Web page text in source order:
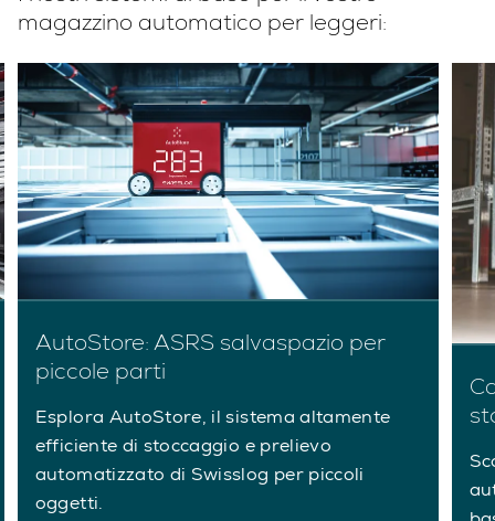
magazzino automatico per leggeri:
AutoStore: ASRS salvaspazio per
piccole parti
Esplora AutoStore, il sistema altamente
efficiente di stoccaggio e prelievo
automatizzato di Swisslog per piccoli
oggetti.